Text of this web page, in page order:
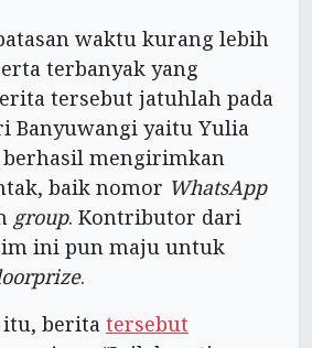
waktu kurang lebih
terbanyak yang
tersebut jatuhlah pada
Banyuwangi yaitu Yulia
mengirimkan
baik nomor WhatsApp
group. Kontributor dari
ini pun maju untuk
.
berita tersebut